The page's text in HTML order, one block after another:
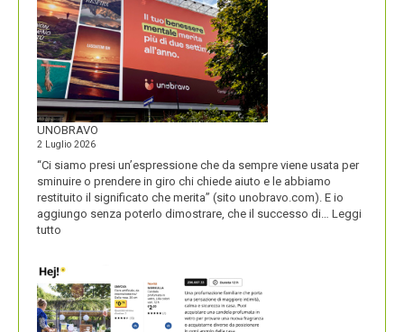
UNOBRAVO
2 Luglio 2026
“Ci siamo presi un’espressione che da sempre viene usata per
sminuire o prendere in giro chi chiede aiuto e le abbiamo
restituito il significato che merita” (sito unobravo.com). E io
aggiungo senza poterlo dimostrare, che il successo di… Leggi
tutto